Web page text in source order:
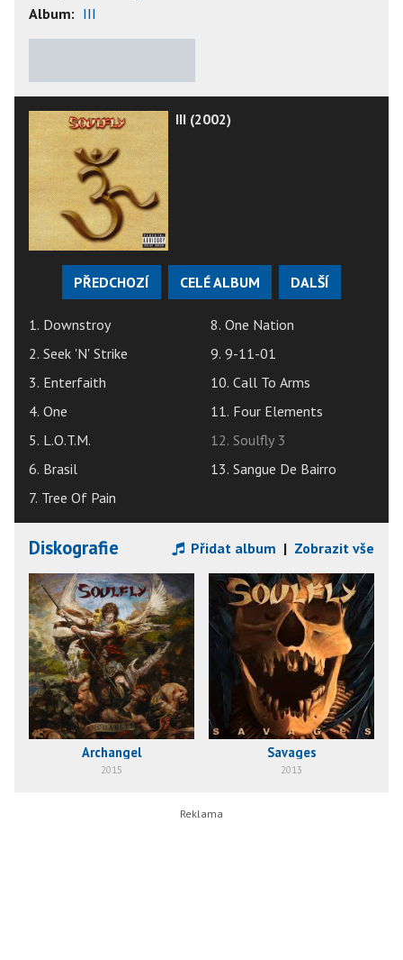
Album: III
III (2002)
PŘEDCHOZÍ CELÉ ALBUM DALŠÍ
1. Downstroy
2. Seek 'N' Strike
3. Enterfaith
4. One
5. L.O.T.M.
6. Brasil
7. Tree Of Pain
8. One Nation
9. 9-11-01
10. Call To Arms
11. Four Elements
12. Soulfly 3
13. Sangue De Bairro
Diskografie Přidat album | Zobrazit vše
Archangel
2015
Savages
2013